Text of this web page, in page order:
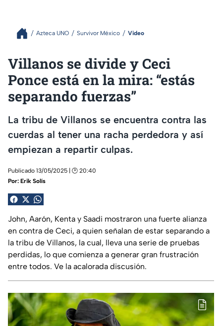
Azteca UNO Survivor México Video
Villanos se divide y Ceci
Ponce está en la mira: “estás
separando fuerzas”
La tribu de Villanos se encuentra contra las
cuerdas al tener una racha perdedora y así
empiezan a repartir culpas.
Publicado 13/05/2025 | 🕑 20:40
Por: Erik Solís
John, Aarón, Kenta y Saadi mostraron una fuerte alianza
en contra de Ceci, a quien señalan de estar separando a
la tribu de Villanos, la cual, lleva una serie de pruebas
perdidas, lo que comienza a generar gran frustración
entre todos. Ve la acalorada discusión.